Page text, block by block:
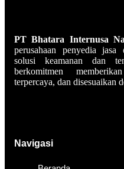
PT Bhatara Internusa
perusahaan penyedia jasa
solusi keamanan dan
berkomitmen
terpercaya, dan disesuaikan
Navigasi